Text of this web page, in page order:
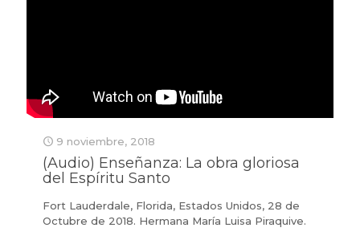
9 noviembre, 2018
(Audio) Enseñanza: La obra gloriosa
del Espíritu Santo
Fort Lauderdale, Florida, Estados Unidos, 28 de
Octubre de 2018. Hermana María Luisa Piraquive.